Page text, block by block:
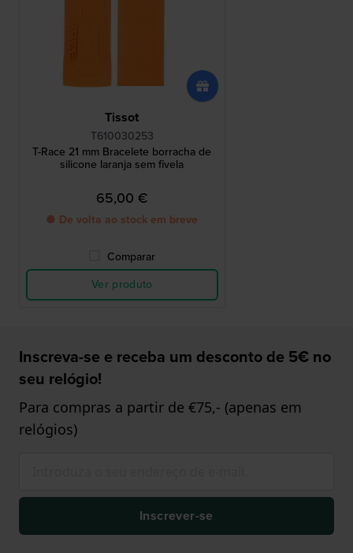
Tissot
T610030253
T-Race 21 mm Bracelete borracha de
silicone laranja sem fivela
65,00 €
● De volta ao stock em breve
Comparar
Ver produto
Inscreva-se e receba um desconto de 5€ no
seu relógio!
Para compras a partir de €75,- (apenas em
relógios)
Inscrever-se